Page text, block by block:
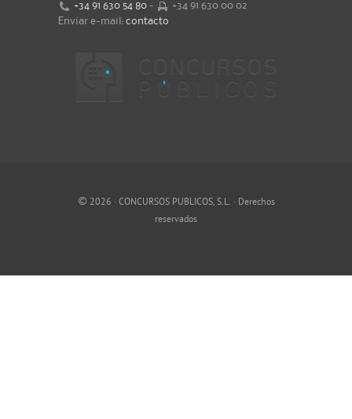
+34 91 630 54 80 -
+34 91 630 00 02
Enviar e-mail: contacto
© 2026 · CONCURSOS PUBLICOS, S.L. · Derechos
reservados